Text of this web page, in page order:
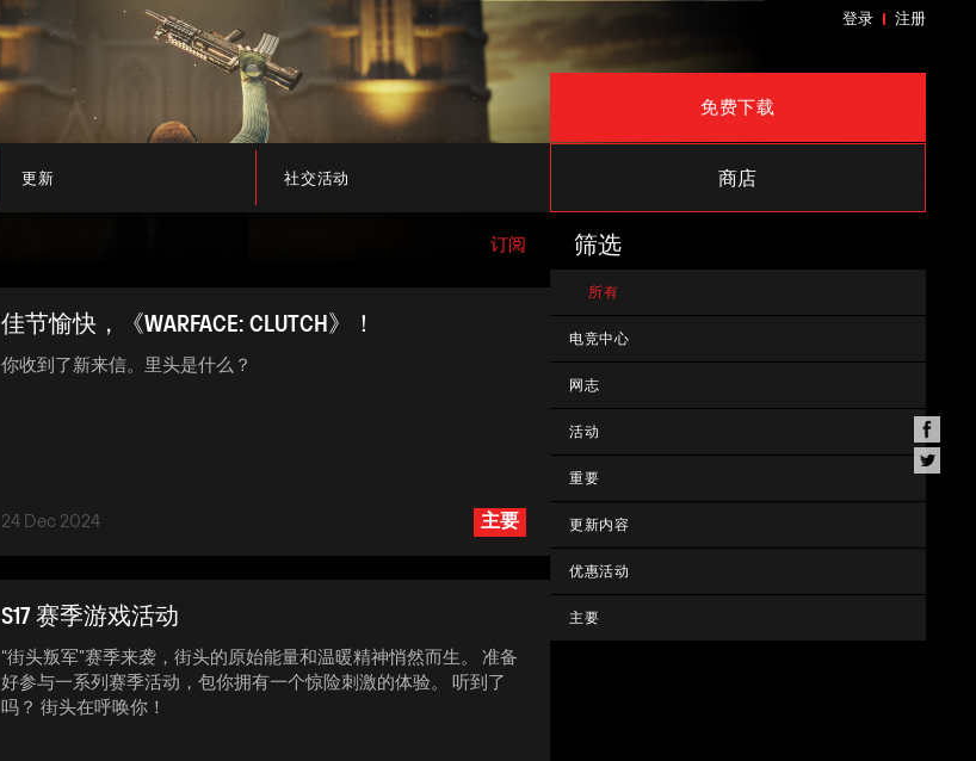
登录 注册
免费下载
更新 社交活动 商店
订阅
佳节愉快，《WARFACE: CLUTCH》！
你收到了新来信。里头是什么？
24 Dec 2024 主要
S17 赛季游戏活动
“街头叛军”赛季来袭，街头的原始能量和温暖精神悄然而生。 准备
好参与一系列赛季活动，包你拥有一个惊险刺激的体验。 听到了
吗？ 街头在呼唤你！
筛选
所有
电竞中心
网志
活动
重要
更新内容
优惠活动
主要